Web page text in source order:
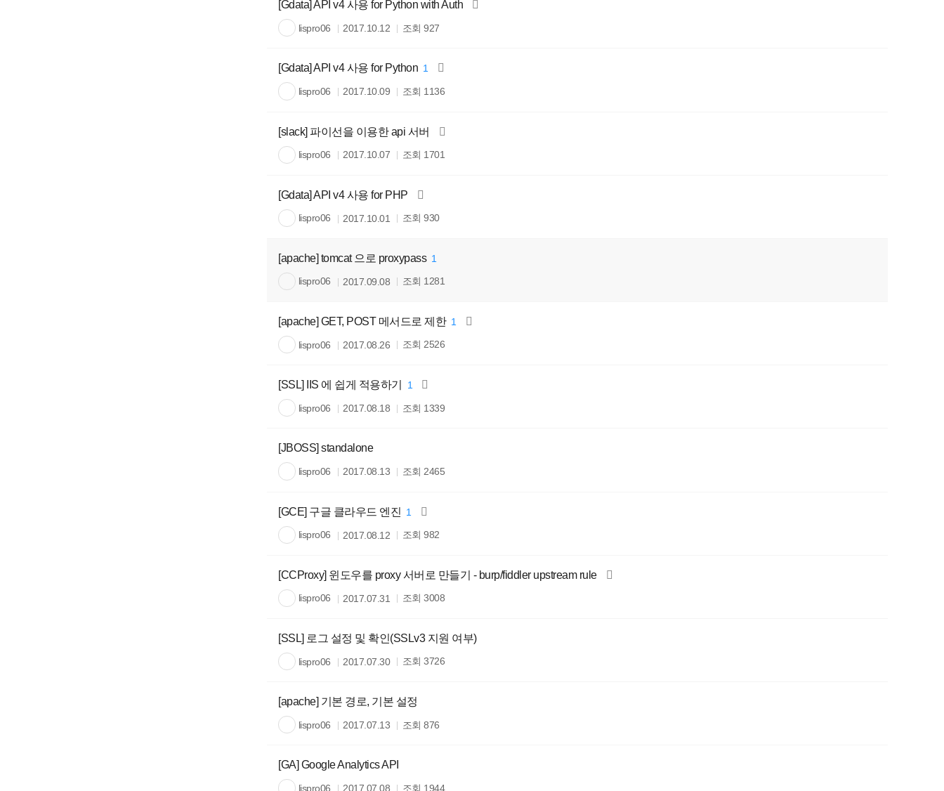
[Gdata] API v4 사용 for Python with Auth
lispro06 2017.10.12 조회927
[Gdata] API v4 사용 for Python 1
lispro06 2017.10.09 조회 1136
[slack] 파이선을 이용한 api 서버
lispro06 2017.10.07 조회 1701
[Gdata] API v4 사용 for PHP
lispro06 2017.10.01 조회930
[apache] tomcat 으로 proxypass 1
lispro06 2017.09.08 조회 1281
[apache] GET, POST 메서드로 제한 1
lispro06 2017.08.26 조회 2526
[SSL] IIS 에 쉽게 적용하기 1
lispro06 2017.08.18 조회 1339
[JBOSS] standalone
lispro06 2017.08.13 조회 2465
[GCE] 구글 클라우드 엔진 1
lispro06 2017.08.12 조회982
[CCProxy] 윈도우를 proxy 서버로 만들기 - burp/fiddler upstream rule
lispro06 2017.07.31 조회3008
[SSL] 로그 설정 및 확인(SSLv3 지원 여부)
lispro06 2017.07.30 조회3726
[apache] 기본 경로, 기본 설정
lispro06 2017.07.13 조회876
[GA] Google Analytics API
lispro06 2017.07.08 조회 1944